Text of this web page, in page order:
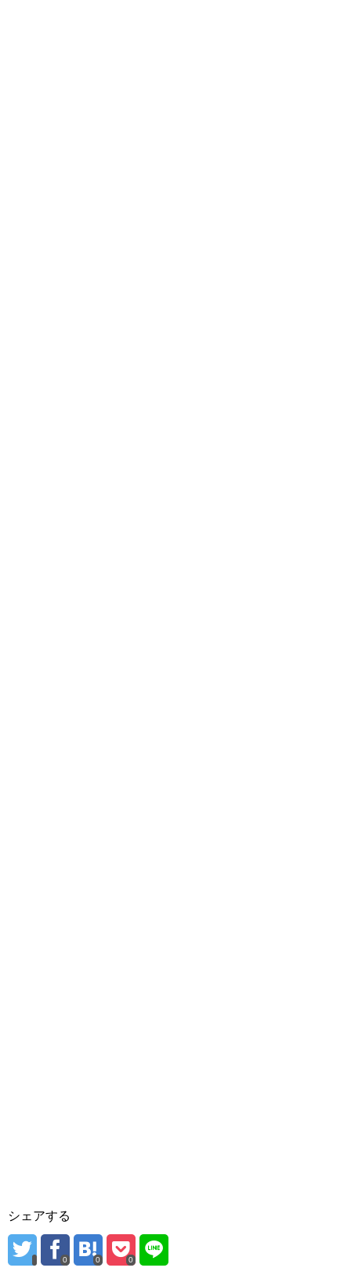
シェアする
0 0 0